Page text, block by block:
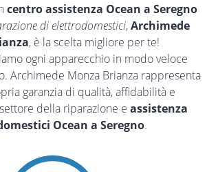
centro assistenza Ocean a Seregno
di elettrodomestici,Archimede
, è la scelta migliore per te!
ogni apparecchio in modo veloce
Archimede Monza Brianza rappresenta
garanzia di qualità, affidabilità e
della riparazione e assistenza
Ocean a Seregno.